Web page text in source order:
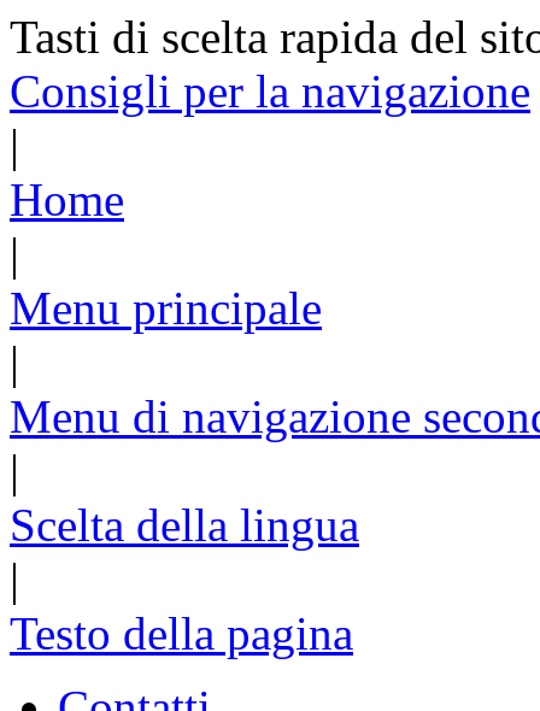
Tasti di scelta rapida del
Consigli per la navigazione
|
Home
|
Menu principale
|
Menu di navigazione
|
Scelta della lingua
|
Testo della pagina